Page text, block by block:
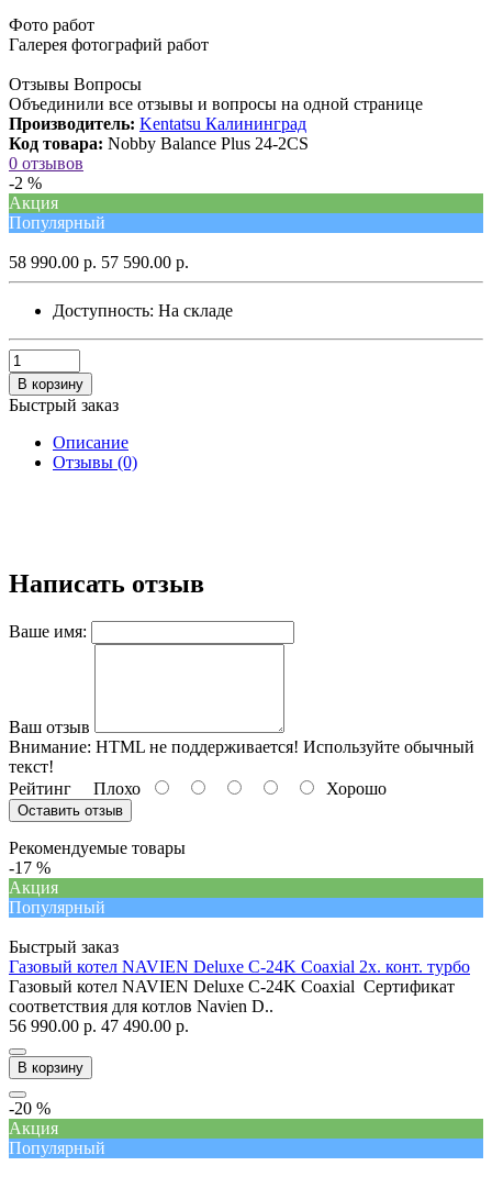
Фото работ
Галерея фотографий работ
Отзывы Вопросы
Объединили все отзывы и вопросы на одной странице
Производитель: Kentatsu Калининград
Код товара: Nobby Balance Plus 24-2CS
0 отзывов
-2 %
Акция
Популярный
58 990.00 р. 57 590.00 р.
Доступность: На складе
В корзину
Быстрый заказ
Описание
Отзывы (0)
Написать отзыв
Ваше имя:
Ваш отзыв
Внимание: HTML не поддерживается! Используйте обычный
текст!
Рейтинг Плохо Хорошо
Оставить отзыв
Рекомендуемые товары
-17 %
Акция
Популярный
Быстрый заказ
Газовый котел NAVIEN Deluxe C-24K Coaxial 2х. конт. турбо
Газовый котел NAVIEN Deluxe C-24K Coaxial Сертификат
соответствия для котлов Navien D..
56 990.00 р. 47 490.00 р.
В корзину
-20 %
Акция
Популярный